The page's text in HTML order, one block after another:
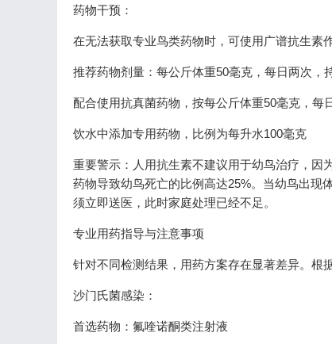
药物干预：
在无法获取专业鸟类药物时，可使用广谱抗生素
推荐药物剂量：每公斤体重50毫克，每日两次，
配合使用抗真菌药物，按每公斤体重50毫克，每
饮水中添加专用药物，比例为每升水100毫克
重要警示：人用抗生素不建议用于幼鸟治疗，因
药物导致幼鸟死亡的比例高达25%。当幼鸟出现
须立即送医，此时家庭处理已经不足。
专业用药指导与注意事项
针对不同检测结果，用药方案存在显著差异。根
沙门氏菌感染：
首选药物：氟喹诺酮类注射液